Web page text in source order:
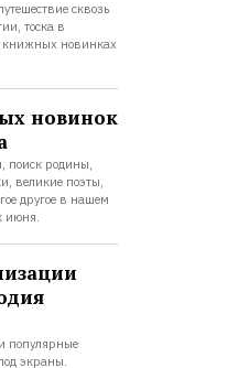
сквозь
тоска в
книжных новинках
новинок
поиск родины,
великие поэты,
другое в нашем
июня.
популярные
экраны.